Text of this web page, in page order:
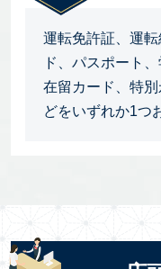
運転免許証、運
ド、パスポート
在留カード、特
どをいずれか1つ